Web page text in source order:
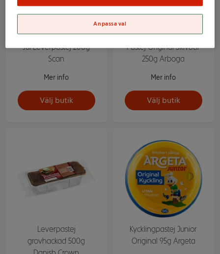
Jul Leverpastej 200g
Scan
Mer info
Välj butik
Pastej Original Skivbar
250g Arboga
Mer info
Välj butik
Leverpastej
grovhackad 500g
Kycklingpastej Junior
Original 95g Argeta
Anpassa val